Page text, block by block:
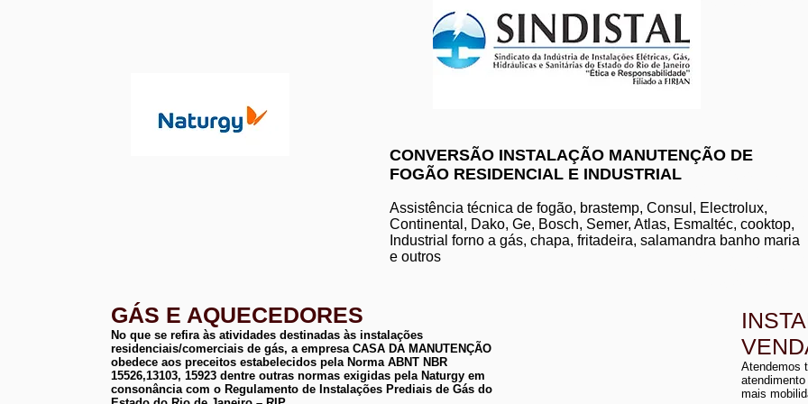
instalação de
conserto de aquecedor
manutenção de
instalação de
CONVERSÃO INSTALAÇÃO MANUTENÇÃO DE
FOGÃO RESIDENCIAL E INDUSTRIAL
Assistência técnica de fogão, brastemp, Consul, Electrolux,
Continental, Dako, Ge, Bosch, Semer, Atlas, Esmaltéc, cooktop,
Industrial forno a gás, chapa, fritadeira, salamandra banho maria
e outros
GÁS E AQUECEDORES
No que se refira às atividades destinadas às instalações
residenciais/comerciais de gás, a empresa CASA DA MANUTENÇÃO
obedece aos preceitos estabelecidos pela Norma ABNT NBR
15526,13103, 15923 dentre outras normas exigidas pela Naturgy em
consonância com o Regulamento de Instalações Prediais de Gás do
Atendemos
mais